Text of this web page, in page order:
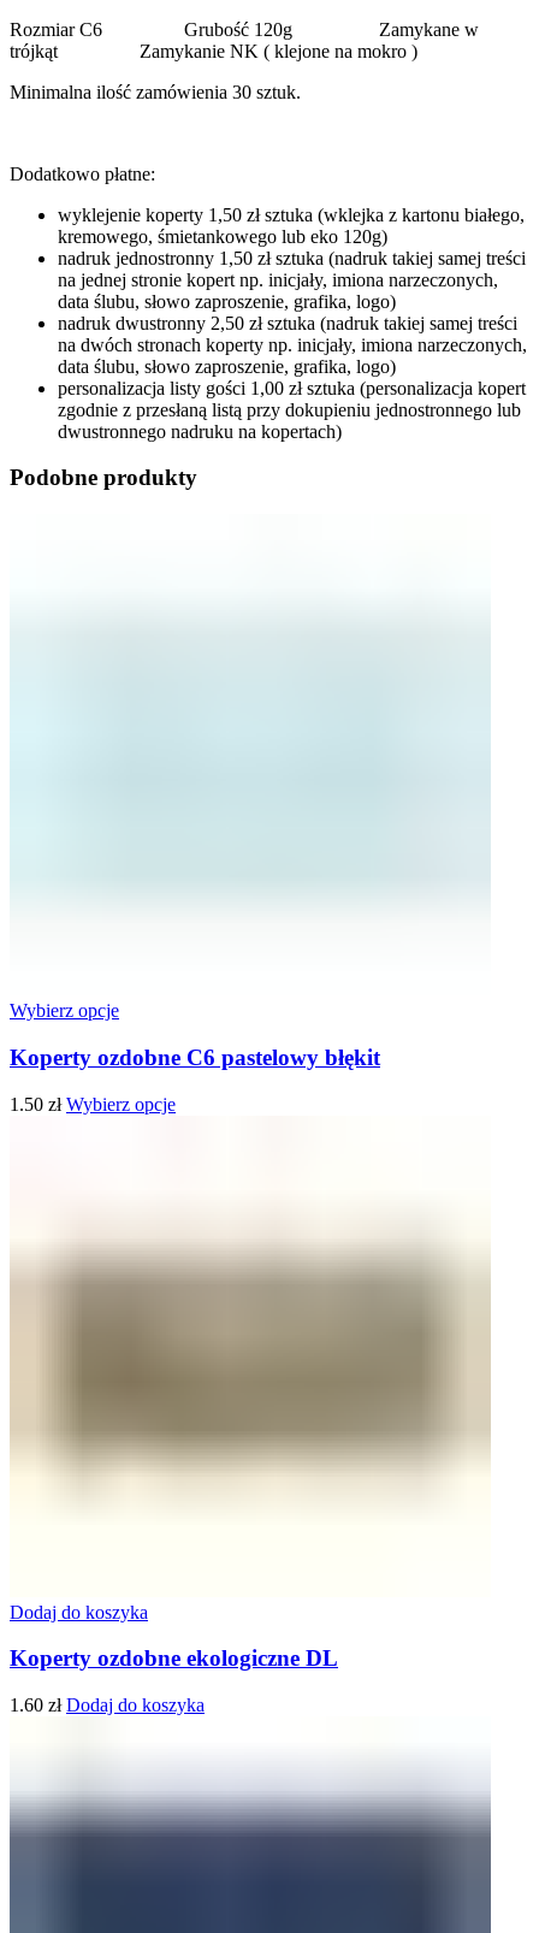
Rozmiar C6 Grubość 120g Zamykane w
trójkąt Zamykanie NK ( klejone na mokro )
Minimalna ilość zamówienia 30 sztuk.
Dodatkowo płatne:
wyklejenie koperty 1,50 zł sztuka (wklejka z kartonu białego,
kremowego, śmietankowego lub eko 120g)
nadruk jednostronny 1,50 zł sztuka (nadruk takiej samej treści
na jednej stronie kopert np. inicjały, imiona narzeczonych,
data ślubu, słowo zaproszenie, grafika, logo)
nadruk dwustronny 2,50 zł sztuka (nadruk takiej samej treści
na dwóch stronach koperty np. inicjały, imiona narzeczonych,
data ślubu, słowo zaproszenie, grafika, logo)
personalizacja listy gości 1,00 zł sztuka (personalizacja kopert
zgodnie z przesłaną listą przy dokupieniu jednostronnego lub
dwustronnego nadruku na kopertach)
Podobne produkty
Wybierz opcje
Koperty ozdobne C6 pastelowy błękit
1.50 zł Wybierz opcje
Dodaj do koszyka
Koperty ozdobne ekologiczne DL
1.60 zł Dodaj do koszyka